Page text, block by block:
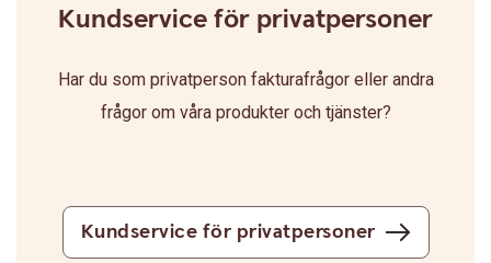
Kundservice för privatpersoner
Har du som privatperson fakturafrågor eller andra
frågor om våra produkter och tjänster?
Kundservice för privatpersoner